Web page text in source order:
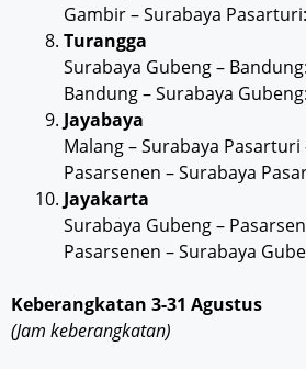
Gambir – Surabaya
Turangga
Surabaya Gubeng –
Bandung – Surabaya
Jayabaya
Malang – Surabaya Pasarturi
Pasarsenen – Surabaya
Jayakarta
Surabaya Gubeng –
Pasarsenen – Surabaya
Keberangkatan 3-31 Agustus
(Jam keberangkatan)